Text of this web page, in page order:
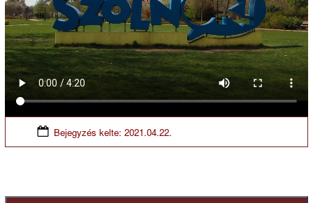
Bejegyzés kelte: 2021.04.22.